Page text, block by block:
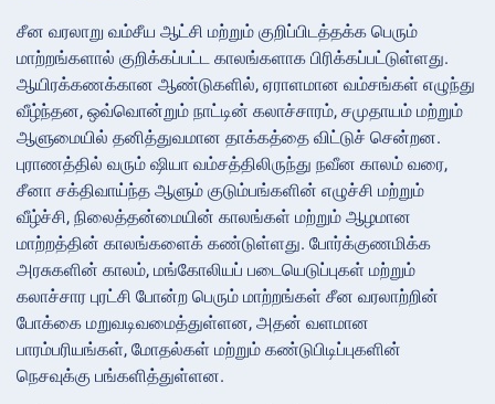
சீன வரலாறு வம்சீய ஆட்சி மற்றும் குறிப்பிடத்தக்க பெரும்
மாற்றங்களால் குறிக்கப்பட்ட காலங்களாக பிரிக்கப்பட்டுள்ளது.
ஆயிரக்கணக்கான ஆண்டுகளில், ஏராளமான வம்சங்கள் எழுந்து
வீழ்ந்தன, ஒவ்வொன்றும் நாட்டின் கலாச்சாரம், சமுதாயம் மற்றும்
ஆளுமையில் தனித்துவமான தாக்கத்தை விட்டுச் சென்றன.
புராணத்தில் வரும் ஷியா வம்சத்திலிருந்து நவீன காலம் வரை,
சீனா சக்திவாய்ந்த ஆளும் குடும்பங்களின் எழுச்சி மற்றும்
வீழ்ச்சி, நிலைத்தன்மையின் காலங்கள் மற்றும் ஆழமான
மாற்றத்தின் காலங்களைக் கண்டுள்ளது. போர்க்குணமிக்க
அரசுகளின் காலம், மங்கோலியப் படையெடுப்புகள் மற்றும்
கலாச்சார புரட்சி போன்ற பெரும் மாற்றங்கள் சீன வரலாற்றின்
போக்கை மறுவடிவமைத்துள்ளன, அதன் வளமான
பாரம்பரியங்கள், மோதல்கள் மற்றும் கண்டுபிடிப்புகளின்
நெசவுக்கு பங்களித்துள்ளன.